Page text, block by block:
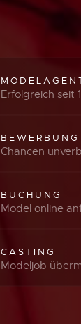
Erfolgreich seit
BEWERBUNG
Chancen
BUCHUNG
Model online
CASTING
Modeljob